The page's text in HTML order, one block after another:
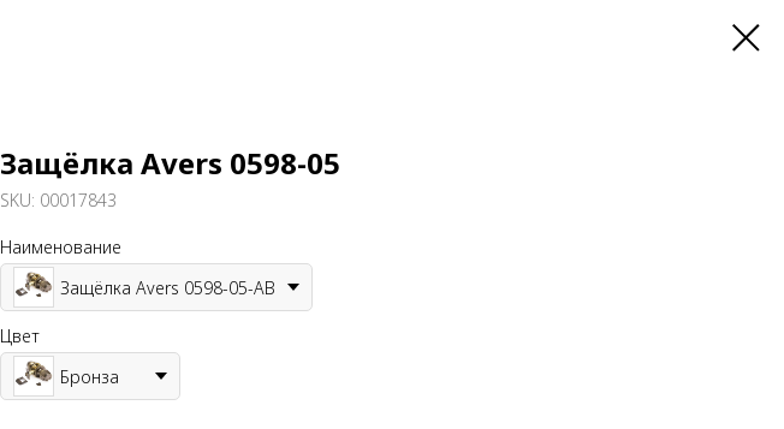
Защёлка Avers 0598-05
SKU: 00017843
Наименование
Защёлка Avers 0598-05-AB
Цвет
Бронза